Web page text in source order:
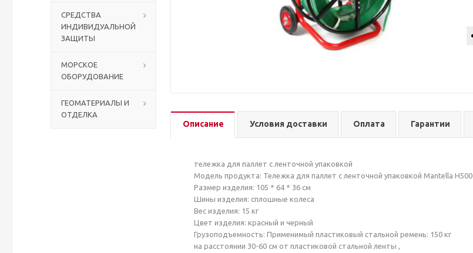
СРЕДСТВА
ИНДИВИДУАЛЬНОЙ
ЗАЩИТЫ
МОРСКОЕ
ОБОРУДОВАНИЕ
ГЕОМАТЕРИАЛЫ И
ОТДЕЛКА
Описание Условия доставки Оплата Гарантии
тележка для паллет с ленточной упаковкой
Модель продукта: Тележка для паллет с ленточной упаковкой Mantella H500
Размер изделия: 105 * 64 * 36 см
Шины изделия: сплошные колеса
Вес изделия: 15 кг
Цвет изделия: красный и черный
Грузоподъемность: Применимый пластиковый стальной ремень: 150 кг
на расстоянии 30-60 см от пластиковой стальной ленты ,
Столы с лавками
Биометрические терминалы
Аккумуляторы аккумуляторные батареи для ИБП